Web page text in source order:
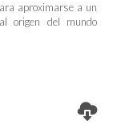
aproximarse a un
origen del mundo